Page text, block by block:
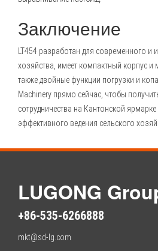
Заключение
LT454 разработан для современного и
хозяйства, имеет компактный корпус
также двойные функции погрузки и
Machinery прямо сейчас, чтобы
сотрудничества на Кантонской
эффективного ведения сельского
LUGONG
+86-535-6266888
mkt@sd-lg.com